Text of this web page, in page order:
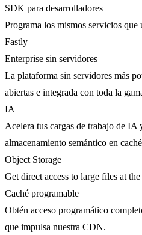
SDK para desarrolladores
Programa los mismos servicios que
Fastly
Enterprise sin servidores
La plataforma sin servidores más
abiertas e integrada con toda la
IA
Acelera tus cargas de trabajo de
almacenamiento semántico en caché
Object Storage
Get direct access to large files at
Caché programable
Obtén acceso programático
que impulsa nuestra CDN.